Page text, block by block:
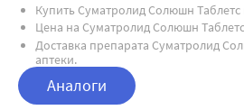
Купить Суматролид Солюшн Таблетс
Цена на Суматролид Солюшн
Доставка препарата Суматролид
аптеки.
Аналоги